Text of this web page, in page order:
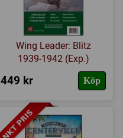
Wing Leader: Blitz
1939-1942 (Exp.)
449 kr Köp